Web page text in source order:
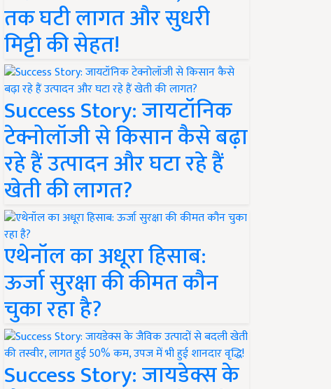
तक घटी लागत और सुधरी
मिट्टी की सेहत!
Success Story: जायटॉनिक
टेक्नोलॉजी से किसान कैसे बढ़ा
रहे हैं उत्पादन और घटा रहे हैं
खेती की लागत?
एथेनॉल का अधूरा हिसाब:
ऊर्जा सुरक्षा की कीमत कौन
चुका रहा है?
Success Story: जायडेक्स के